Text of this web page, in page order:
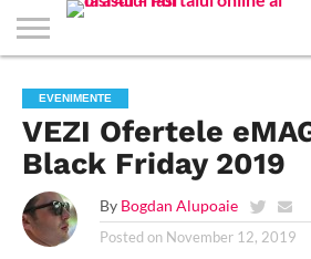
STIRI
APARTAMENTE
NOI IASI
STIRI
IASI
JOBS
IN
IASI
FILME
LA
CINEMA
CLUBURI /
DISCOTECI
BARURI /
CAFENELE
SALI DE
FORTA
SI
FITNESS
SALOANE DE
INFRUMUSETARE
AGENTII
DE
TURISM
IASI
RESTAURANTE
IN IASI
PIZZA
IN
IASI
PISCINA
IN IASI
FLORARII
RADIO
LIVE
IN IASI
SPALATORII
AUTO
TRACTARI
AUTO
TAXI
IN
IASI
CINEMA
TEATRU
HOTELURI
/
PENSIUNI
TEREN
SPORTIV
TEREN
TENIS
IASI
FARMACII
NON
STOP
COFFEE-
TO-GO
FIRME DE
PUBLICITATE
RENT
A
CAR
EVENIMENTE
VEZI Ofertele
Black Friday 2019
By Bogdan Alupoaie
Posted on November 12, 2019